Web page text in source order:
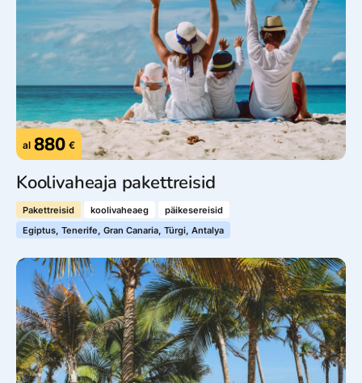
al 880 €
Koolivaheaja pakettreisid
Pakettreisid koolivaheaeg
päikesereisid
Egiptus, Tenerife, Gran Canaria, Türgi, Antalya